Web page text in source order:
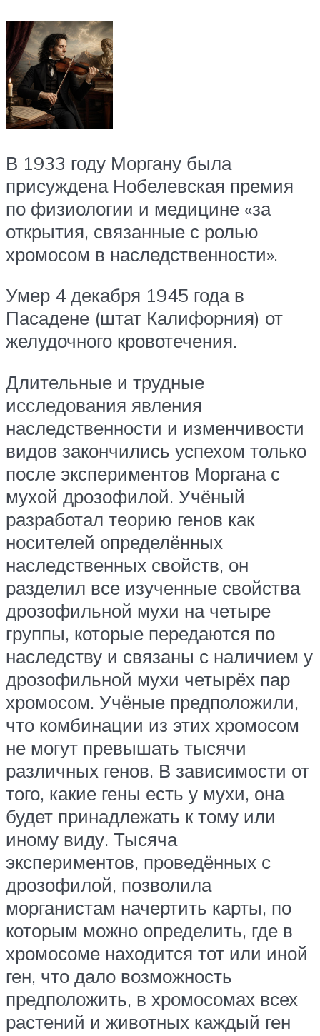
В 1933 году Моргану была
присуждена Нобелевская премия
по физиологии и медицине «за
открытия, связанные с ролью
хромосом в наследственности».
Умер 4 декабря 1945 года в
Пасадене (штат Калифорния) от
желудочного кровотечения.
Длительные и трудные
исследования явления
наследственности и изменчивости
видов закончились успехом только
после экспериментов Моргана с
мухой дрозофилой. Учёный
разработал теорию генов как
носителей определённых
наследственных свойств, он
разделил все изученные свойства
дрозофильной мухи на четыре
группы, которые передаются по
наследству и связаны с наличием у
дрозофильной мухи четырёх пар
хромосом. Учёные предположили,
что комбинации из этих хромосом
не могут превышать тысячи
различных генов. В зависимости от
того, какие гены есть у мухи, она
будет принадлежать к тому или
иному виду. Тысяча
экспериментов, проведённых с
дрозофилой, позволила
морганистам начертить карты, по
которым можно определить, где в
хромосоме находится тот или иной
ген, что дало возможность
предположить, в хромосомах всех
растений и животных каждый ген